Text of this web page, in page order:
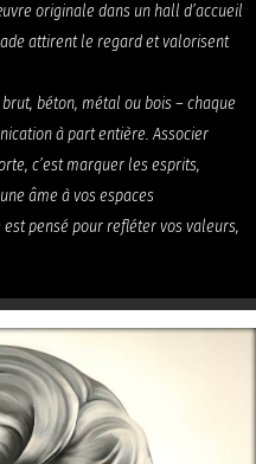
originale dans un hall d’accueil
attirent le regard et valorisent
béton, métal ou bois – chaque
à part entière. Associer
c’est marquer les esprits,
âme à vos espaces
pensé pour refléter vos valeurs,